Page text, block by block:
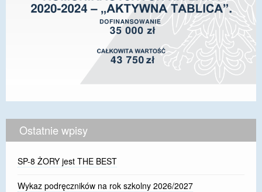
Ostatnie wpisy
SP-8 ŻORY jest THE BEST
Wykaz podręczników na rok szkolny 2026/2027